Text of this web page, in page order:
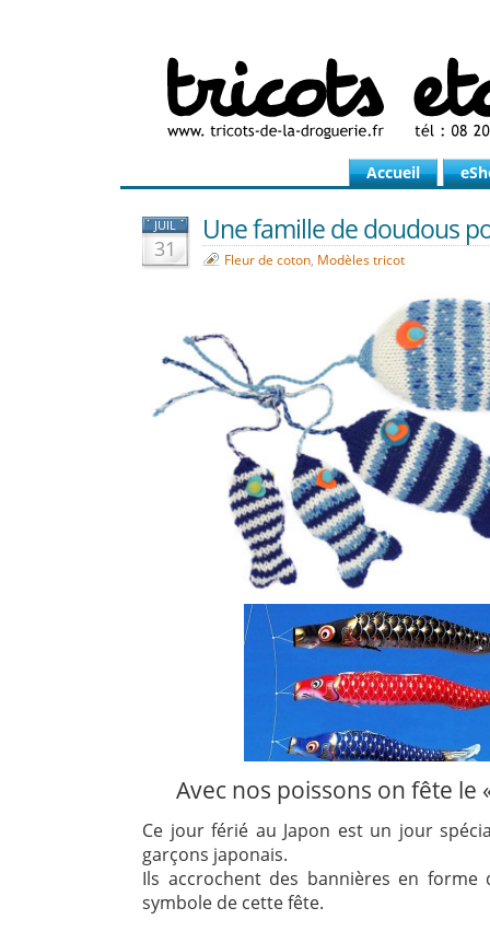
Accueil
JUIL
31
Une famille de doudous
Fleur de coton, Modèles tricot
Avec nos poissons on fête le
Ce jour férié au Japon est un jour
garçons japonais.
Ils accrochent des bannières en
symbole de cette fête.